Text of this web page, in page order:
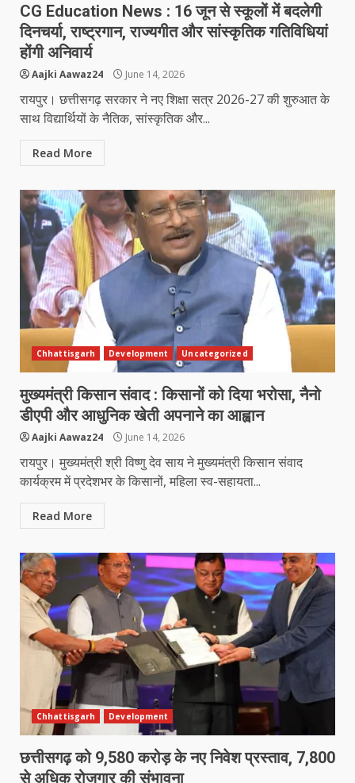
CG Education News : 16 जून से स्कूलों में बदलेगी
दिनचर्या, राष्ट्रगान, राज्यगीत और सांस्कृतिक गतिविधियां
होंगी अनिवार्य
Aajki Aawaz24 June 14, 2026
रायपुर। छत्तीसगढ़ सरकार ने नए शिक्षा सत्र 2026-27 की शुरुआत के
साथ विद्यार्थियों के नैतिक, सांस्कृतिक और...
Read More
Chhattisgarh Development Uncategorized
मुख्यमंत्री किसान संवाद : किसानों को दिया भरोसा, नैनो
डीएपी और आधुनिक खेती अपनाने का आह्वान
Aajki Aawaz24 June 14, 2026
रायपुर। मुख्यमंत्री श्री विष्णु देव साय ने मुख्यमंत्री किसान संवाद
कार्यक्रम में प्रदेशभर के किसानों, महिला स्व-सहायता...
Read More
Chhattisgarh Development
छत्तीसगढ़ को 9,580 करोड़ के नए निवेश प्रस्ताव, 7,800
से अधिक रोजगार की संभावना